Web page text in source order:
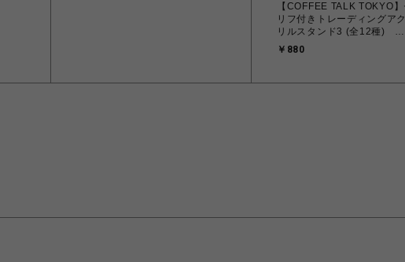
【COFFEE TALK TOKYO】
リフ付きトレーディングアク
リルスタンド3 (全12種) ※5
月末以降発送予定
￥880